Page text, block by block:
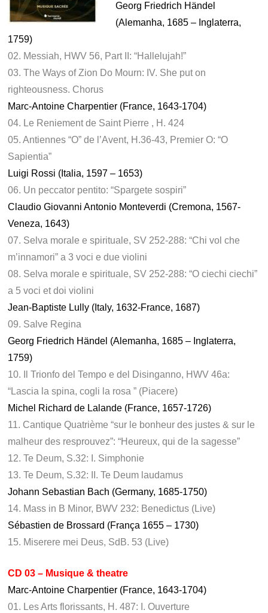
Georg Friedrich Händel
(Alemanha, 1685 – Inglaterra,
1759)
02. Messiah, HWV 56, Part II: “Hallelujah!”
03. The Ways of Zion Do Mourn: IV. She put on
righteousness. Chorus
Marc-Antoine Charpentier (France, 1643-1704)
04. Le Reniement de Saint Pierre , H. 424
05. Antiennes “O” de l’Avent, H.36-43, Premier O: “O
Sapientia”
Luigi Rossi (Italia, 1597 – 1653)
06. Un peccator pentito: “Spargete sospiri”
Claudio Giovanni Antonio Monteverdi (Cremona, 1567-
Veneza, 1643)
07. Selva morale e spirituale, SV 252-288: “Chi vol che
m’innamori” a 3 voci e due violini
08. Selva morale e spirituale, SV 252-288: “O ciechi ciechi”
a 5 voci et doi violini
Jean-Baptiste Lully (Italy, 1632-France, 1687)
09. Salve Regina
Georg Friedrich Händel (Alemanha, 1685 – Inglaterra,
1759)
10. Il Trionfo del Tempo e del Disinganno, HWV 46a:
“Lascia la spina, cogli la rosa ” (Piacere)
Michel Richard de Lalande (France, 1657-1726)
11. Cantique Quatrième “sur le bonheur des justes & sur le
malheur des resprouvez”: “Heureux, qui de la sagesse”
12. Te Deum, S.32: I. Simphonie
13. Te Deum, S.32: II. Te Deum laudamus
Johann Sebastian Bach (Germany, 1685-1750)
14. Mass in B Minor, BWV 232: Benedictus (Live)
Sébastien de Brossard (França 1655 – 1730)
15. Miserere mei Deus, SdB. 53 (Live)
CD 03 – Musique & theatre
Marc-Antoine Charpentier (France, 1643-1704)
01. Les Arts florissants, H. 487: I. Ouverture